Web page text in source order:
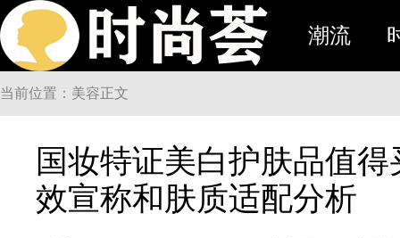
潮流
当前位置：美容正文
国妆特证美白护肤品值
效宣称和肤质适配分析